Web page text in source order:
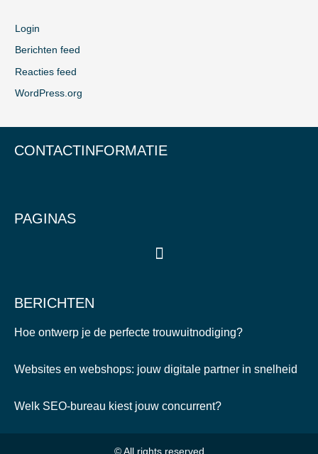
Login
Berichten feed
Reacties feed
WordPress.org
CONTACTINFORMATIE
PAGINAS
BERICHTEN
Hoe ontwerp je de perfecte trouwuitnodiging?
Websites en webshops: jouw digitale partner in snelheid
Welk SEO-bureau kiest jouw concurrent?
© All rights reserved